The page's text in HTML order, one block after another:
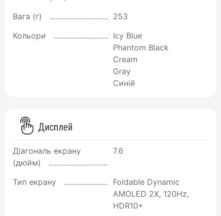
Вага (г)
253
Кольори
Icy Blue
Phantom Black
Cream
Gray
Синій
Дисплей
Діагональ екрану
(дюйм)
7.6
Тип екрану
Foldable Dynamic
AMOLED 2X, 120Hz,
HDR10+